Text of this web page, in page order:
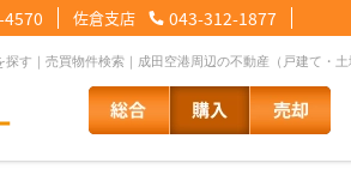
佐倉支店 043-312-1877